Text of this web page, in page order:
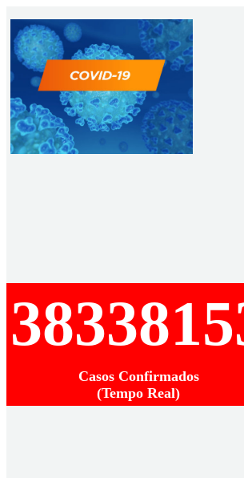
Casos Confirmados
(Tempo Real)